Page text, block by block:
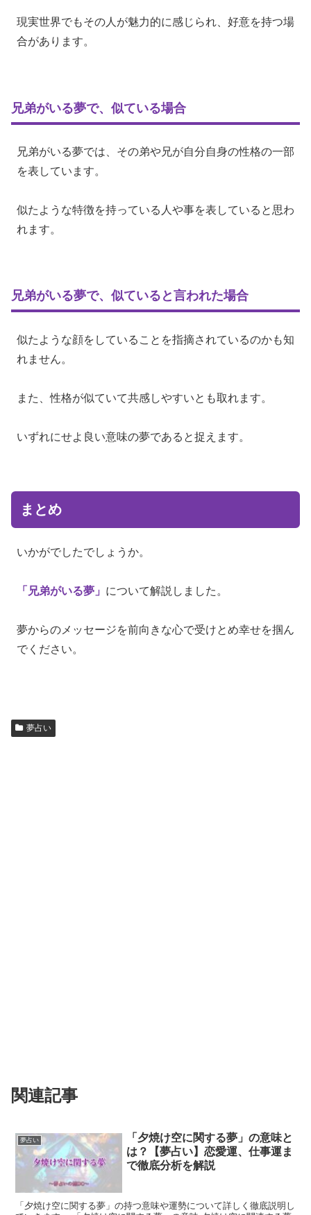
現実世界でもその人が魅力的に感じられ、好意を持つ場
合があります。
兄弟がいる夢で、似ている場合
兄弟がいる夢では、その弟や兄が自分自身の性格の一部
を表しています。
似たような特徴を持っている人や事を表していると思わ
れます。
兄弟がいる夢で、似ていると言われた場合
似たような顔をしていることを指摘されているのかも知
れません。
また、性格が似ていて共感しやすいとも取れます。
いずれにせよ良い意味の夢であると捉えます。
まとめ
いかがでしたでしょうか。
「兄弟がいる夢」 について解説しました。
夢からのメッセージを前向きな心で受けとめ幸せを掴ん
でください。
夢占い
関連記事
夢占い
「夕焼け空に関する夢」の意味と
は？【夢占い】恋愛運、仕事運ま
で徹底分析を解説
「夕焼け空に関する夢」の持つ意味や運勢について詳しく徹底説明し